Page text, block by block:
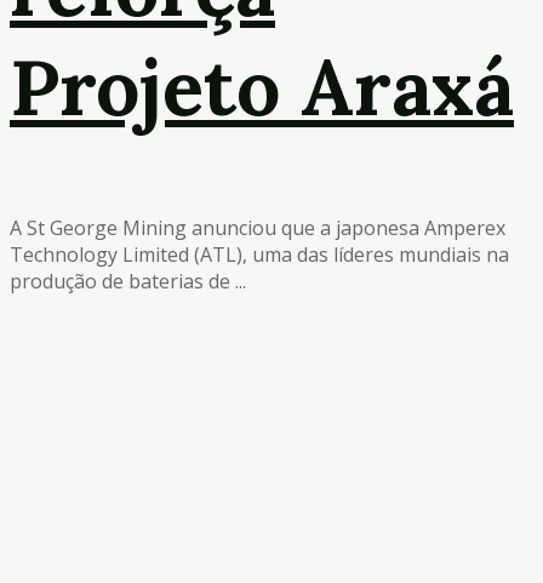
Projeto Araxá
A St George Mining anunciou que a japonesa Amperex
Technology Limited (ATL), uma das líderes mundiais na
produção de baterias de ...